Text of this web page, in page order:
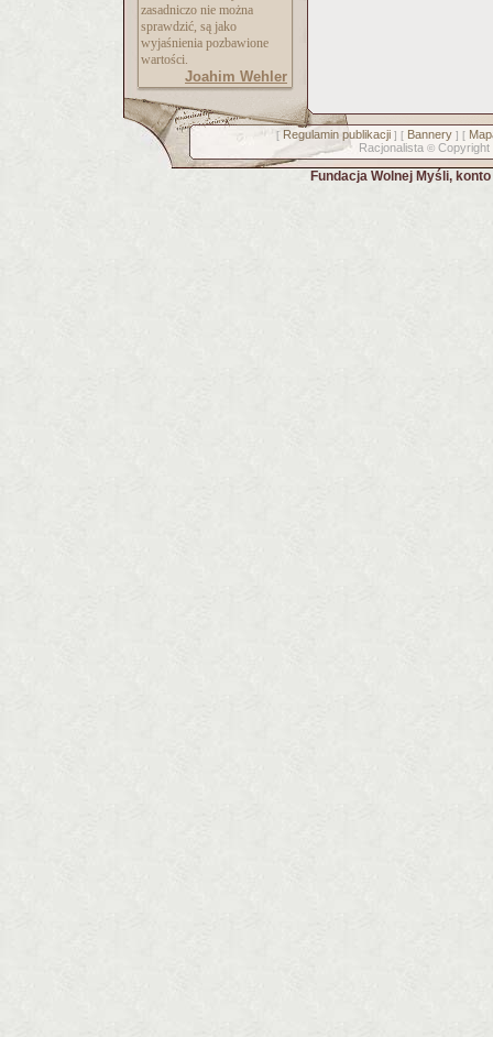
zasadniczo nie można
sprawdzić, są jako
wyjaśnienia pozbawione
wartości.
Joahim Wehler
[ Regulamin publikacji] [ Bannery] [
Racjonalista © Copyright
Fundacja Wolnej Myśli,